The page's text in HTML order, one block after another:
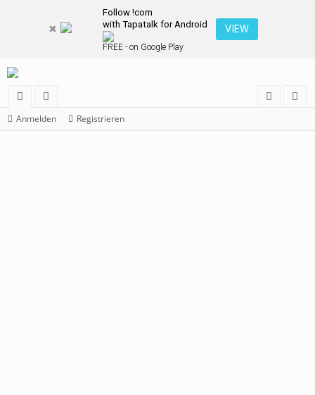
Follow !com
with Tapatalk for Android
FREE - on Google Play
VIEW
or
itg
Anmelden Registrieren